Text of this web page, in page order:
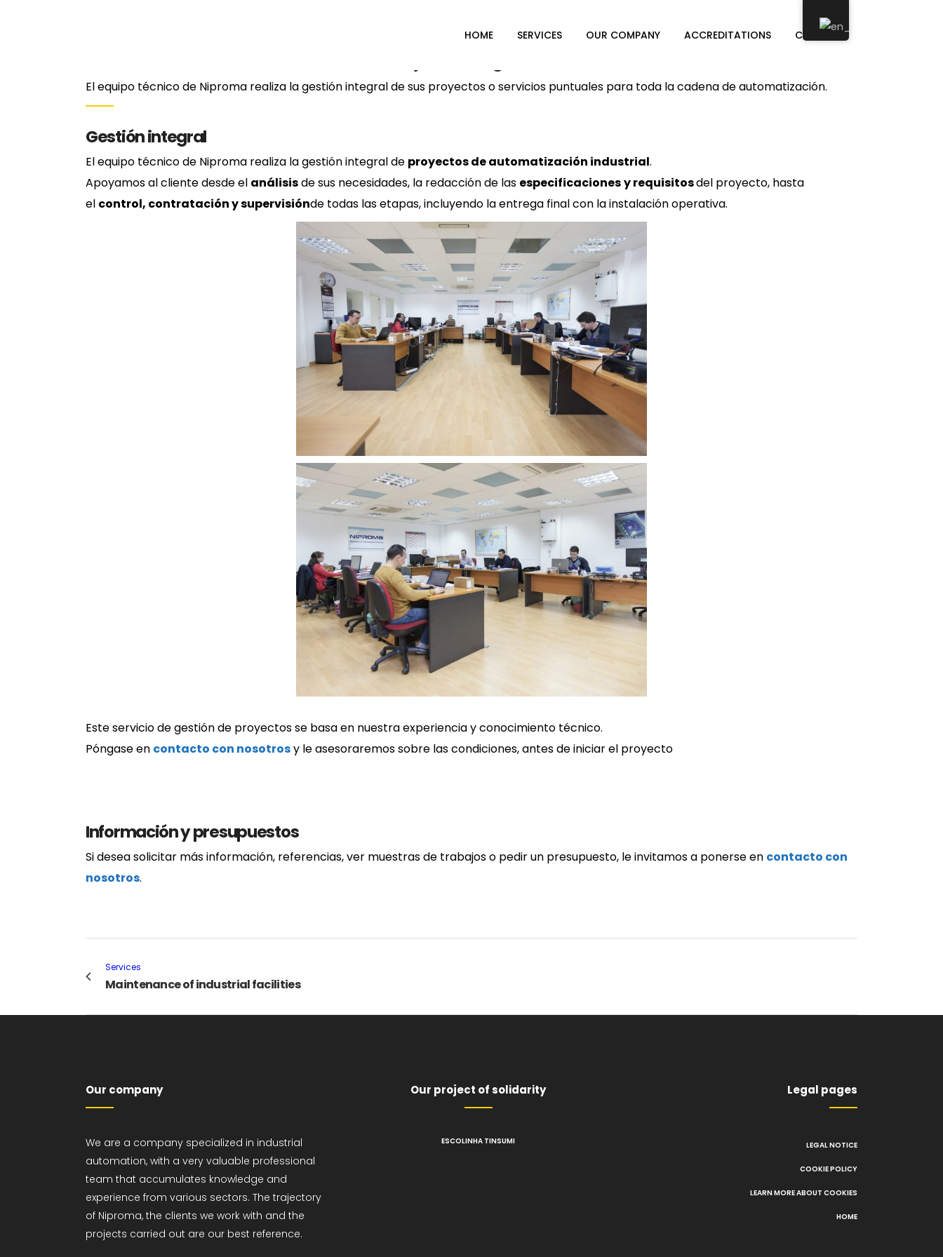
HOME SERVICES OUR COMPANY ACCREDITATIONS CONTACT
El equipo técnico de Niproma realiza la gestión integral de sus proyectos o servicios puntuales para toda la cadena de automatización.
Gestión integral
El equipo técnico de Niproma realiza la gestión integral de proyectos de automatización industrial.
Apoyamos al cliente desde el análisisde sus necesidades, la redacción de las especificacionesy requisitosdel proyecto, hasta
el control, contratación y supervisiónde todas las etapas, incluyendo la entrega final con la instalación operativa.
Este servicio de gestión de proyectos se basa en nuestra experiencia y conocimiento técnico.
Póngase en contacto con nosotrosy le asesoraremos sobre las condiciones, antes de iniciar el proyecto
Información y presupuestos
Si desea solicitar más información, referencias, ver muestras de trabajos o pedir un presupuesto, le invitamos a ponerse en contacto con
nosotros.
Services
Maintenance of industrial facilities
Our company
We are a company specialized in industrial
automation, with a very valuable professional
team that accumulates knowledge and
experience from various sectors. The trajectory
of Niproma, the clients we work with and the
projects carried out are our best reference.
Our project of solidarity
ESCOLINHA TINSUMI
Legal pages
LEGAL NOTICE
COOKIE POLICY
LEARN MORE ABOUT COOKIES
HOME